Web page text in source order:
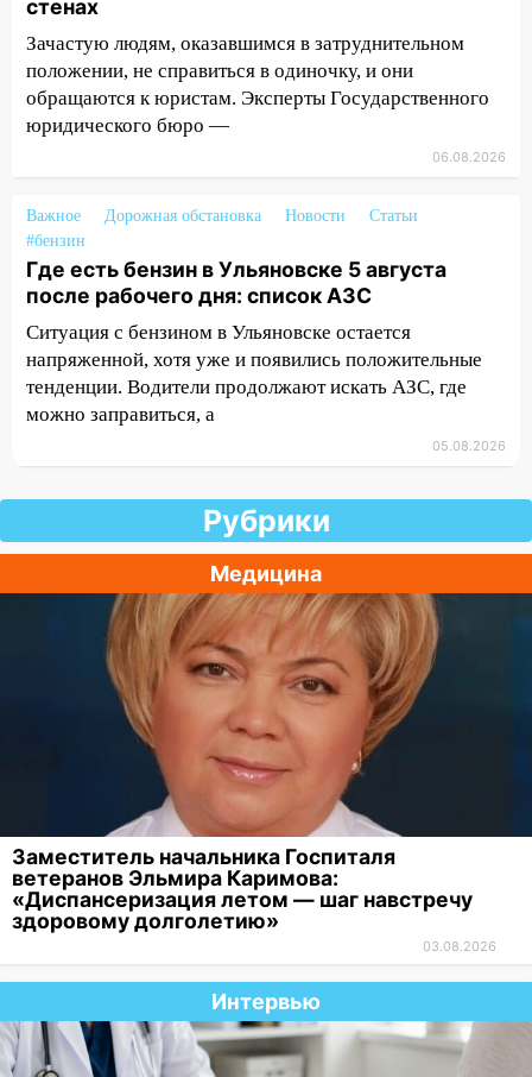
17:30
августа после рабочего дня: список АЗС
17:05 «Обыск» по видеосвязи: в
Ульяновске задержали 19-летнюю
сообщницу мошенников
знакомым закончились для женщины
больницей
16:06 18-летняя девушка без прав
перевернулась на мопеде и попала в
больницу
15:59 Ульяновец отдал более 14
миллионов рублей за криминальное
летнего мопедиста
15:00 В Ульяновске после тройного ДТП
госпитализировали 25-летнего байкера
На Ульяновскую область
надвигается жара
Пешеход переходил по «зебре»:
подробности серьезной аварии на
Фруктовой
В Димитровграде на улице
Трудовой горело здание
13:00 Водитель без прав врезался в
припаркованный автомобиль
12:37 Переезжал «зебру» на
Вспыхнул изнутри: в
Железнодорожном районе горела дача
стенах
Зачастую людям, оказавшимся в затруднительном
положении, не справиться в одиночку, и они
обращаются к юристам. Эксперты Государственного
юридического бюро —
06.08.2026
Важное Дорожная обстановка Новости
Статьи
#бензин
Где есть бензин в Ульяновске 5 августа
после рабочего дня: список АЗС
Ситуация с бензином в Ульяновске остается
напряженной, хотя уже и появились положительные
тенденции. Водители продолжают искать АЗС, где
можно заправиться, а
05.08.2026
Рубрики
Медицина
Заместитель начальника Госпиталя
ветеранов Эльмира Каримова:
«Диспансеризация летом — шаг навстречу
здоровому долголетию»
03.08.2026
Интервью